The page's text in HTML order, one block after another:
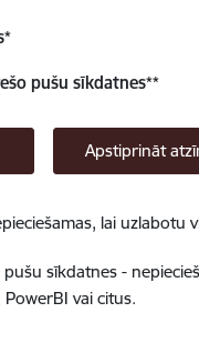
*
pušu sīkdatnes**
Apstiprināt
lai uzlabotu
sīkdatnes -
vai citus.